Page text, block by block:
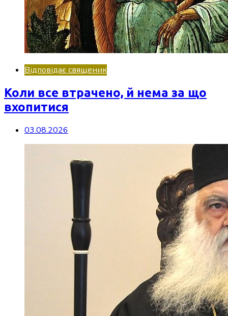
Відповідає священик
Коли все втрачено, й нема за що
вхопитися
03.08.2026